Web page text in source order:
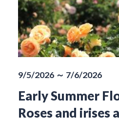
9/5/2026 ～ 7/6/2026
Early Summer
Roses and irises